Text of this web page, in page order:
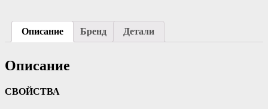
Описание Бренд Детали
Описание
СВОЙСТВА